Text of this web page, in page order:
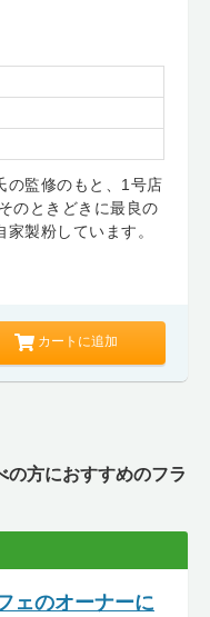
の監修のもと、1号店
のときどきに最良の
製粉しています。
カートに追加
の方におすすめのフラ
ェのオーナーに